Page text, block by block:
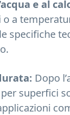
e al
a
specifiche
Dopo
superfici